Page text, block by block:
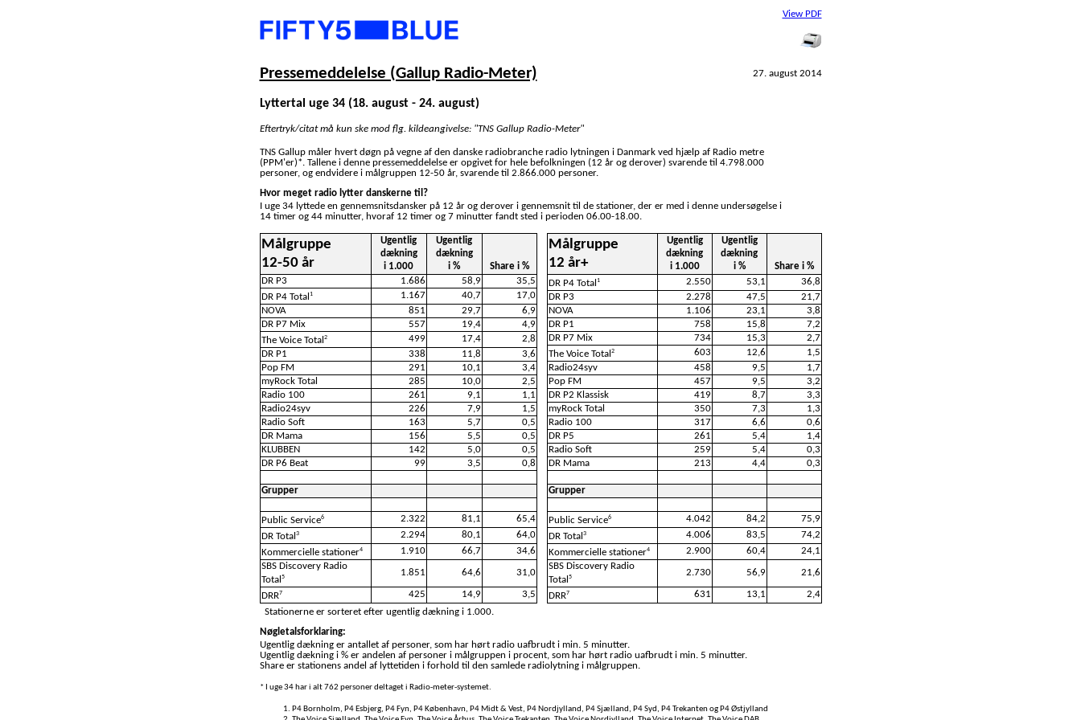
View PDF
Pressemeddelelse (Gallup Radio-Meter) 27. august 2014
Lyttertal uge 34 (18. august - 24. august)
Eftertryk/citat må kun ske mod flg. kildeangivelse: "TNS Gallup Radio-Meter"
TNS Gallup måler hvert døgn på vegne af den danske radiobranche radio lytningen i Danmark ved hjælp af Radio metre
(PPM'er)*. Tallene i denne pressemeddelelse er opgivet for hele befolkningen (12 år og derover) svarende til 4.798.000
personer, og endvidere i målgruppen 12-50 år, svarende til 2.866.000 personer.
Hvor meget radio lytter danskerne til?
I uge 34 lyttede en gennemsnitsdansker på 12 år og derover i gennemsnit til de stationer, der er med i denne undersøgelse i
14 timer og 44 minutter, hvoraf 12 timer og 7 minutter fandt sted i perioden 06.00-18.00.
Målgruppe
12-50 år
Ugentlig
dækning
i 1.000
Ugentlig
dækning
i %
Share i %
DR P3
1.686 58,9
35,5
DR P4 Total 1 1.167 40,7
17,0
NOVA
851 29,7
6,9
DR P7 Mix
557 19,4
4,9
The Voice Total 2 499 17,4
2,8
DR P1
338 11,8
3,6
Pop FM
291 10,1
3,4
myRock Total
285 10,0
2,5
Radio 100
261 9,1
1,1
Radio24syv
226 7,9
1,5
Radio Soft
163 5,7
0,5
DR Mama
156 5,5
0,5
KLUBBEN
142 5,0
0,5
DR P6 Beat
99 3,5 0,8
Grupper
Public Service6 2.322 81,1
65,4
DR Total 3 2.294 80,1
64,0
Kommercielle stationer4 1.910 66,7
34,6
SBS Discovery Radio
Total 5 1.851 64,6 31,0
DRR7 425 14,9 3,5
Målgruppe
12 år+
Ugentlig
dækning
i 1.000
Ugentlig
dækning
i %
Share i %
DR P4 Total 1 2.550 53,1
36,8
DR P3
2.278 47,5
21,7
NOVA
1.106 23,1
3,8
DR P1
758 15,8
7,2
DR P7 Mix
734 15,3
2,7
The Voice Total 2 603 12,6
1,5
Radio24syv
458 9,5
1,7
Pop FM
457 9,5
3,2
DR P2 Klassisk
419 8,7
3,3
myRock Total
350 7,3
1,3
Radio 100
317 6,6
0,6
DR P5
261 5,4
1,4
Radio Soft
259 5,4
0,3
DR Mama
213 4,4 0,3
Grupper
Public Service6 4.042 84,2
75,9
DR Total 3 4.006 83,5
74,2
Kommercielle stationer4 2.900 60,4
24,1
SBS Discovery Radio
Total 5 2.730 56,9 21,6
DRR7 631 13,1
2,4
Stationerne er sorteret efter ugentlig dækning i 1.000.
Nøgletalsforklaring:
Ugentlig dækning er antallet af personer, som har hørt radio uafbrudt i min. 5 minutter.
Ugentlig dækning i % er andelen af personer i målgruppen i procent, som har hørt radio uafbrudt i min. 5 minutter.
Share er stationens andel af lyttetiden i forhold til den samlede radiolytning i målgruppen.
* I uge 34 har i alt 762 personer deltaget i Radio-meter-systemet.
P4 Bornholm, P4 Esbjerg, P4 Fyn, P4 København, P4 Midt & Vest, P4 Nordjylland, P4 Sjælland, P4 Syd, P4 Trekanten og P4 Østjylland